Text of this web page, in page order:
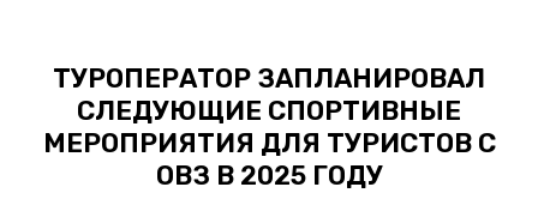
ТУРОПЕРАТОР ЗАПЛАНИРОВАЛ
СЛЕДУЮЩИЕ СПОРТИВНЫЕ
МЕРОПРИЯТИЯ ДЛЯ ТУРИСТОВ С
ОВЗ В 2025 ГОДУ